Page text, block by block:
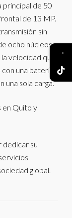
principal de 50
de 13 MP.
sin
ocho núcleos.
velocidad que
una batería
una sola carga.
en Quito y
dedicar su
global.
→